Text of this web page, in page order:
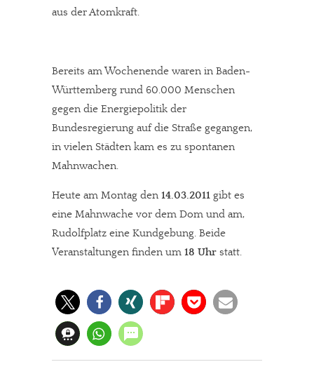
aus der Atomkraft.
Bereits am Wochenende waren in Baden-
Württemberg rund 60.000 Menschen
gegen die Energiepolitik der
Bundesregierung auf die Straße gegangen,
in vielen Städten kam es zu spontanen
Mahnwachen.
Heute am Montag den 14.03.2011 gibt es
eine Mahnwache vor dem Dom und am,
Rudolfplatz eine Kundgebung. Beide
Veranstaltungen finden um 18 Uhr statt.